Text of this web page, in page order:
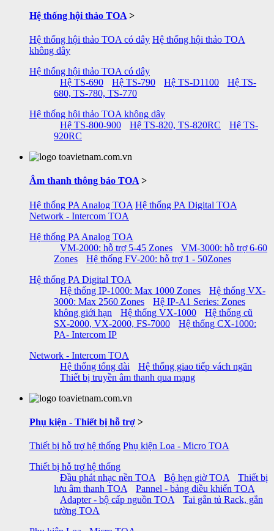
Hệ thống hội thảo TOA >
Hệ thống hội thảo TOA có dây Hệ thống hội thảo TOA
không dây
Hệ thống hội thảo TOA có dây
Hệ TS-690
Hệ TS-790 Hệ TS-D1100
Hệ TS-
680, TS-780, TS-770
Hệ thống hội thảo TOA không dây
Hệ TS-800-900
Hệ TS-820, TS-820RC
Hệ TS-
920RC
Âm thanh thông báo TOA >
Hệ thống PA Analog TOA Hệ thống PA Digital TOA
Network - Intercom TOA
Hệ thống PA Analog TOA
VM-2000: hỗ trợ 5-45 Zones
VM-3000: hỗ trợ 6-60
Zones
Hệ thống FV-200: hỗ trợ 1 - 50Zones
Hệ thống PA Digital TOA
Hệ thống IP-1000: Max 1000 Zones
Hệ thống VX-
3000: Max 2560 Zones
Hệ IP-A1 Series: Zones
không giới hạn
Hệ thống VX-1000
Hệ thống cũ
SX-2000, VX-2000, FS-7000
Hệ thống CX-1000:
PA- Intercom IP
Network - Intercom TOA
Hệ thống tổng đài
Hệ thống giao tiếp vách ngăn
Thiết bị truyền âm thanh qua mạng
Phụ kiện - Thiết bị hỗ trợ >
Thiết bị hỗ trợ hệ thống Phụ kiện Loa - Micro TOA
Thiết bị hỗ trợ hệ thống
Đầu phát nhạc nền TOA
Bộ hẹn giờ TOA
Thiết bị
lưu âm thanh TOA
Pannel - bảng điều khiển TOA
Adapter - bộ cấp nguồn TOA
Tai gắn tủ Rack, gắn
tường TOA